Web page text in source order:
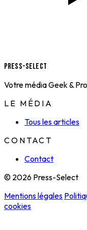
Press-Select
Votre média Geek & Pro
LE MÉDIA
Tous les articles
CONTACT
Contact
© 2026 Press-Select
Mentions légales
cookies